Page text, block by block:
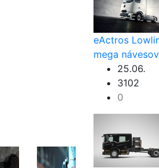
eActros
mega návesov
25.06.
3102
0